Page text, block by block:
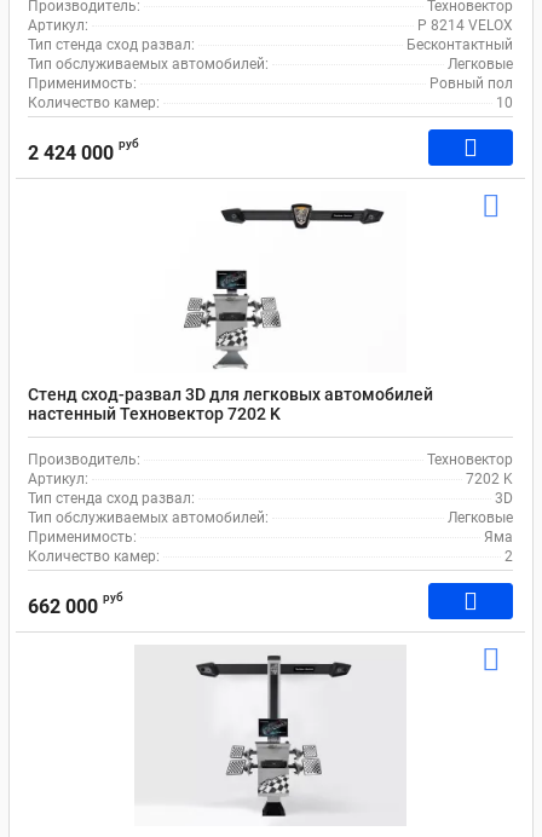
Производитель:
Техновектор
Артикул:
P 8214 VELOX
Тип стенда сход развал:
Бесконтактный
Тип обслуживаемых автомобилей:
Легковые
Применимость:
Ровный пол
Количество камер:
10
2 424 000 руб
Стенд сход-развал 3D для легковых автомобилей
настенный Техновектор 7202 K
Производитель:
Техновектор
Артикул:
7202 K
Тип стенда сход развал:
3D
Тип обслуживаемых автомобилей:
Легковые
Применимость:
Яма
Количество камер:
2
662 000 руб